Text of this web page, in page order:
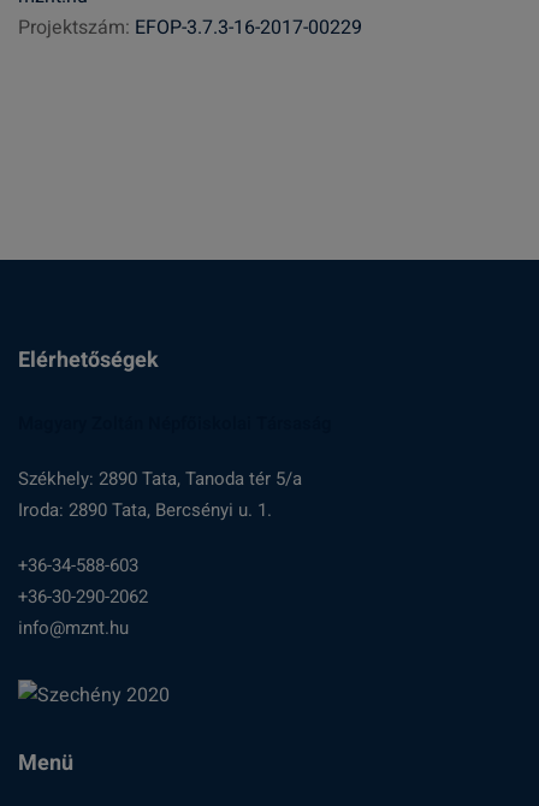
é
Projektszám: EFOP-3.7.3-16-2017-00229
Elérhetőségek
Székhely: 2890 Tata, Tanoda tér 5/a
Iroda: 2890 Tata, Bercsényi u. 1.
+36-34-588-603
+36-30-290-2062
info@mznt.hu
Menü